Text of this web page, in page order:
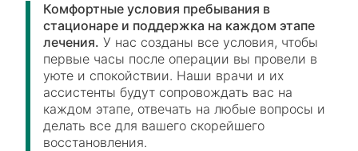
Комфортные условия пребывания в
стационаре и поддержка на каждом этапе
лечения. У нас созданы все условия, чтобы
первые часы после операции вы провели в
уюте и спокойствии. Наши врачи и их
ассистенты будут сопровождать вас на
каждом этапе, отвечать на любые вопросы и
делать все для вашего скорейшего
восстановления.